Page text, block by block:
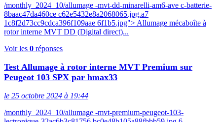
/monthly_2024_10/allumage -mvt-dd-minarelli-am6-ave c-batterie-
8baac47da460ce c62e5432e8a2068065.jpg.a7
1c8f2d73cc9cdca396f109aae 6f1b5.jpg"> Allumage mécaboîte à
rotor interne MVT DD (Digital direct)...
Voir les 0 réponses
Test Allumage à rotor interne MVT Premium sur
Peugeot 103 SPX par hmax33
le 25 octobre 2024 à 19:44
/monthly_2024_10/allumage -mvt-premium-peugeot-103-